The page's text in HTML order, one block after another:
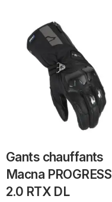
Gants chauffants
Macna PROGRESS
2.0 RTX DL